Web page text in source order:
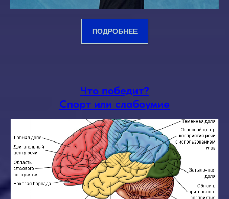
ПОДРОБНЕЕ
Что победит?
Спорт или слабоумие